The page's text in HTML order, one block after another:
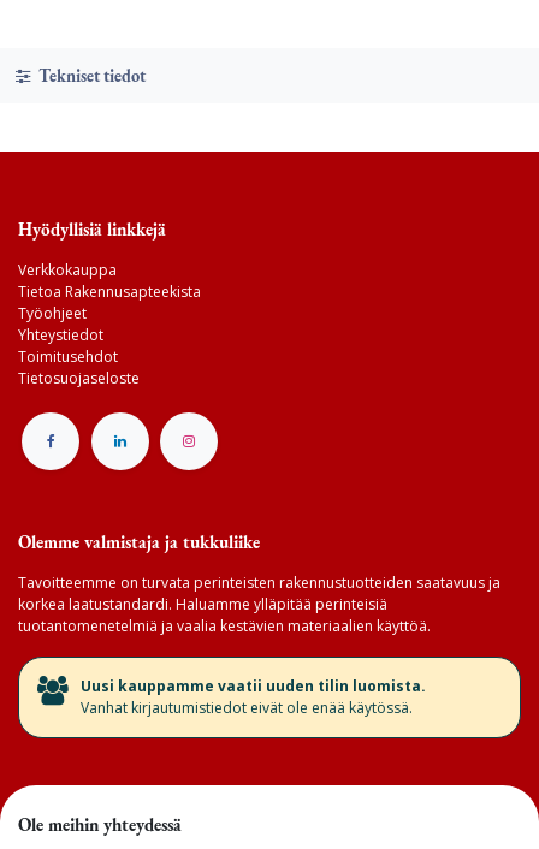
Tekniset tiedot
Hyödyllisiä linkkejä
Verkkokauppa
Tietoa Rakennusapteekista
Työohjeet
Yhteystiedot
Toimitusehdot
Tietosuojaseloste
Olemme valmistaja ja tukkuliike
Tavoitteemme on turvata perinteisten rakennustuotteiden saatavuus ja
korkea laatustandardi. Haluamme ylläpitää perinteisiä
tuotantomenetelmiä ja vaalia kestävien materiaalien käyttöä.
​Uusi kauppamme vaatii uuden tilin luomista.
Vanhat kirjautumistiedot eivät ole enää käytössä.
Ole meihin yhteydessä